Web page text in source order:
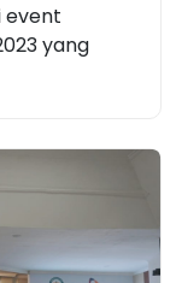
event
yang